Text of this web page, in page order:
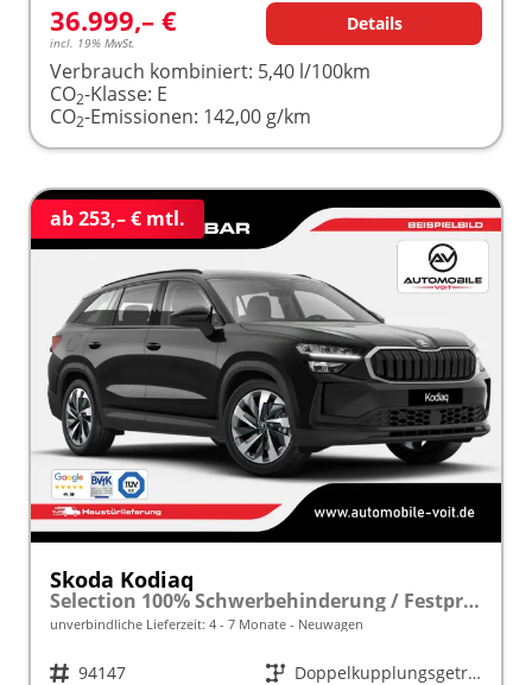
36.999,– €
incl. 19% MwSt.
Details
Verbrauch kombiniert: 5,40 l/100km
CO2-Klasse: E
CO2-Emissionen: 142,00 g/km
ab 253,– € mtl.
Skoda Kodiaq
Selection 100% Schwerbehinderung / Festpreisgarantie* Modelljahr 1.5 TSI iV PLUG-IN-HYBRID 204PS DSG "Sonderangebot bei Schwerbehinderung" frei konfigurierbar!
unverbindliche Lieferzeit: 4 - 7 Monate Neuwagen
Fahrzeugnr. 94147 Getriebe
Doppelkupplungsgetriebe (DSG)